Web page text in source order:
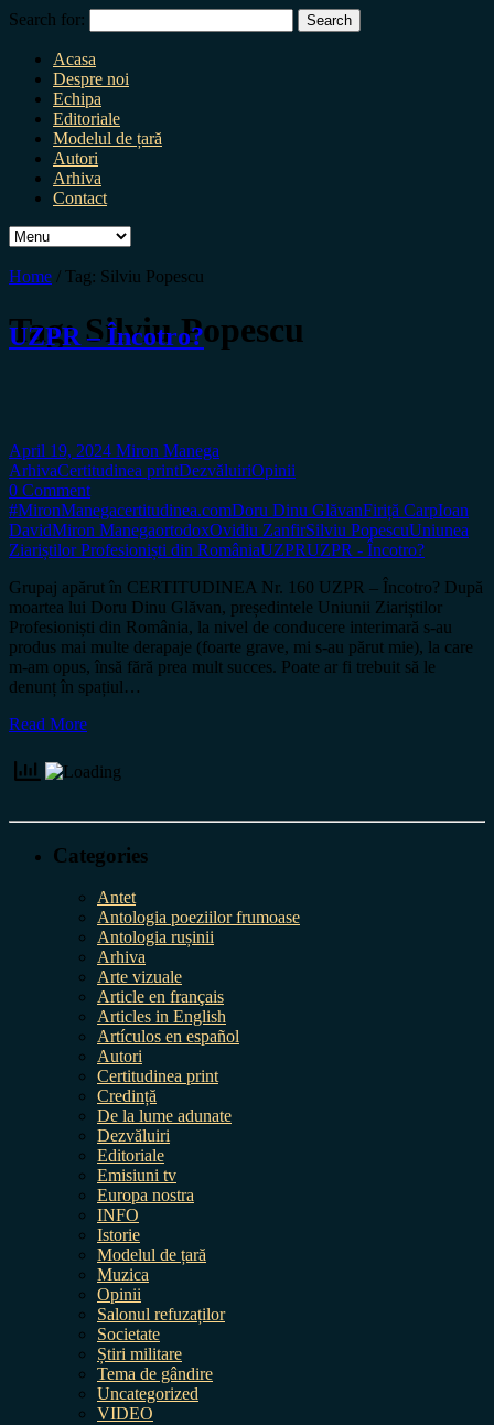
Search for:
Acasa
Despre noi
Echipa
Editoriale
Modelul de țară
Autori
Arhiva
Contact
Home / Tag: Silviu Popescu
Tag:Silviu Popescu
UZPR – Încotro?
April 19, 2024 Miron Manega
ArhivaCertitudinea printDezvăluiriOpinii
0 Comment
#MironManegacertitudinea.comDoru Dinu GlăvanFiriță CarpIoan
DavidMiron ManegaortodoxOvidiu ZanfirSilviu PopescuUniunea
Ziariștilor Profesioniști din RomâniaUZPRUZPR - Încotro?
Grupaj apărut în CERTITUDINEA Nr. 160 UZPR – Încotro? După
moartea lui Doru Dinu Glăvan, președintele Uniunii Ziariștilor
Profesioniști din România, la nivel de conducere interimară s-au
produs mai multe derapaje (foarte grave, mi s-au părut mie), la care
m-am opus, însă fără prea mult succes. Poate ar fi trebuit să le
denunț în spațiul…
Read More
Categories
Antet
Antologia poeziilor frumoase
Antologia rușinii
Arhiva
Arte vizuale
Article en français
Articles in English
Artículos en español
Autori
Certitudinea print
Credință
De la lume adunate
Dezvăluiri
Editoriale
Emisiuni tv
Europa nostra
INFO
Istorie
Modelul de țară
Muzica
Opinii
Salonul refuzaților
Societate
Știri militare
Tema de gândire
Uncategorized
VIDEO